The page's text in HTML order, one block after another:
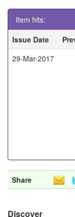
Item hits:
Issue Date
29-Mar-2017
Share
Discover